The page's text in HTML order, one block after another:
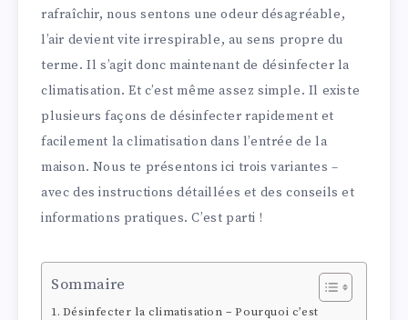
rafraîchir, nous sentons une odeur désagréable,
l’air devient vite irrespirable, au sens propre du
terme. Il s’agit donc maintenant de désinfecter la
climatisation. Et c’est même assez simple. Il existe
plusieurs façons de désinfecter rapidement et
facilement la climatisation dans l’entrée de la
maison. Nous te présentons ici trois variantes –
avec des instructions détaillées et des conseils et
informations pratiques. C’est parti !
Sommaire
Désinfecter la climatisation – Pourquoi c’est